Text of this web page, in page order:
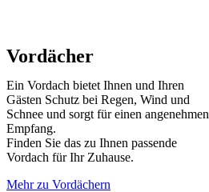
Vordächer
Ein Vordach bietet Ihnen und Ihren
Gästen Schutz bei Regen, Wind und
Schnee und sorgt für einen angenehmen
Empfang.
Finden Sie das zu Ihnen passende
Vordach für Ihr Zuhause.
Mehr zu Vordächern